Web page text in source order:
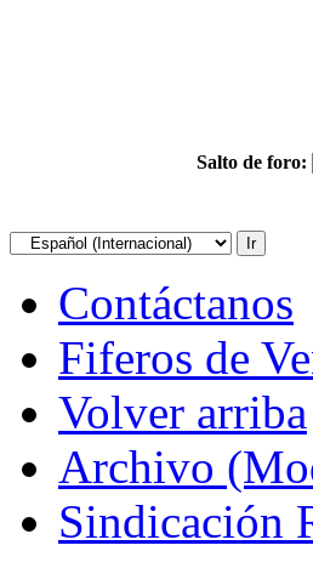
Salto de foro:
Contáctanos
Fiferos de
Volver arriba
Archivo
Sindicación